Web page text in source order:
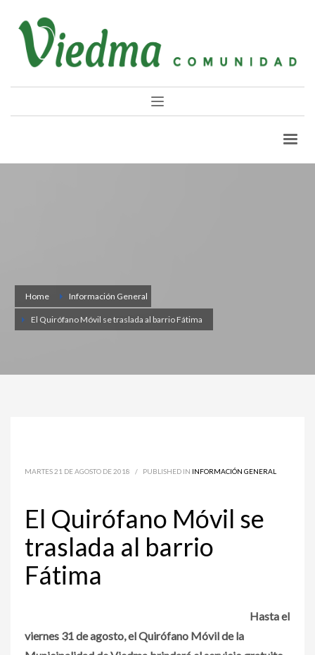
Home Información General
El Quirófano Móvil se traslada al barrio Fátima
MARTES 21 DE AGOSTO DE 2018 / PUBLISHED IN INFORMACIÓN GENERAL
El Quirófano Móvil se
traslada al barrio
Fátima
Hasta el
viernes 31 de agosto, el Quirófano Móvil de la